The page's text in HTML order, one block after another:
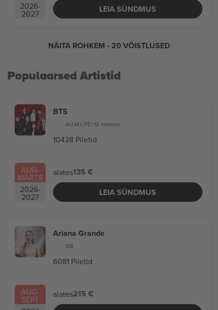
2026-
2027
LEIA SÜNDMUS
NÄITA ROHKEM - 20 VÕISTLUSED
Populaarsed Artistid
AUG-
MÄRTS
2026-
2027
BTS
AU,MY,PE+12 rohkem
10428 Piletid
alates135 €
LEIA SÜNDMUS
AUG-
SEPT
Ariana Grande
GB
6081 Piletid
alates215 €